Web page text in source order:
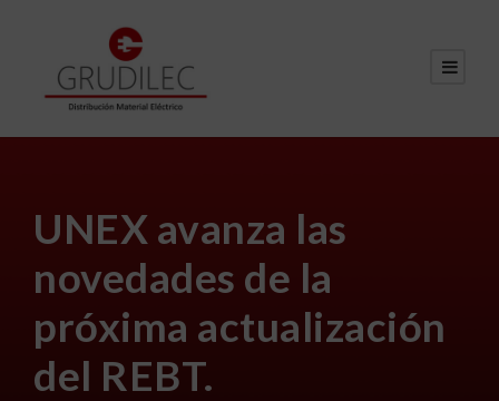
UNEX avanza las
novedades de la
próxima actualización
del REBT.